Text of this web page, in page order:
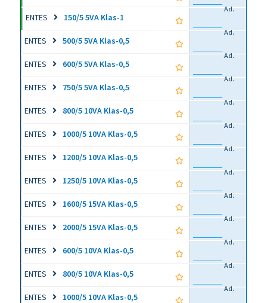
ENTES 150/5 5VA Klas-1
Ad.
ENTES 500/5 5VA Klas-0,5
Ad.
ENTES 600/5 5VA Klas-0,5
Ad.
ENTES 750/5 5VA Klas-0,5
Ad.
ENTES 800/5 10VA Klas-0,5
Ad.
ENTES 1000/5 10VA Klas-0,5
Ad.
ENTES 1200/5 10VA Klas-0,5
Ad.
ENTES 1250/5 10VA Klas-0,5
Ad.
ENTES 1600/5 15VA Klas-0,5
Ad.
ENTES 2000/5 15VA Klas-0,5
Ad.
ENTES 600/5 10VA Klas-0,5
Ad.
ENTES 800/5 10VA Klas-0,5
Ad.
ENTES 1000/5 10VA Klas-0,5
Ad.